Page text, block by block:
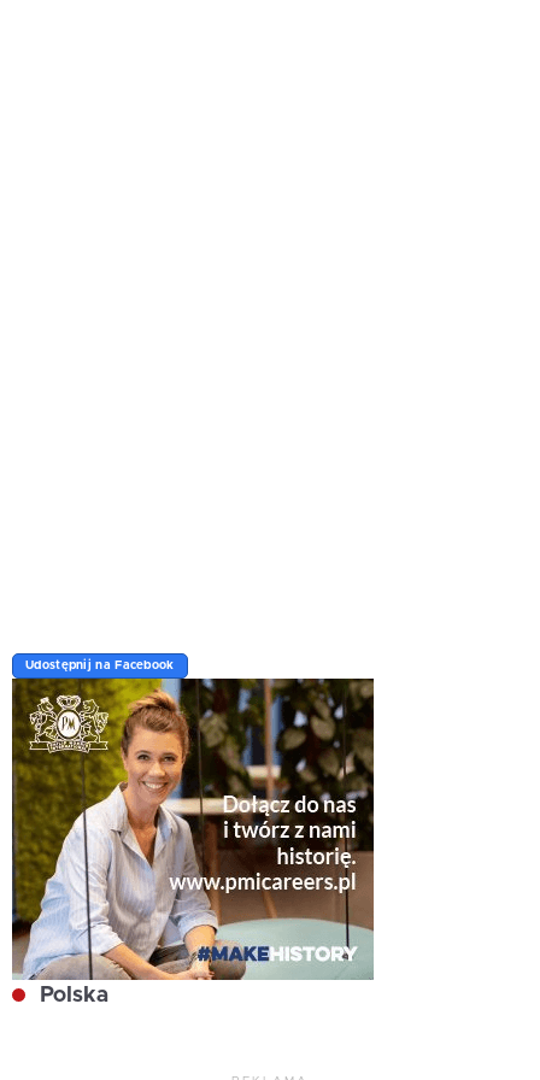
Udostępnij na Facebook
Polska